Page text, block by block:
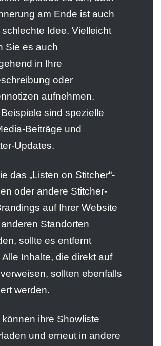
am Ende ist auch
Idee. Vielleicht
Sie es auch
in Ihre
oder
aufnehmen.
sind spezielle
Beiträge und
Updates.
das „Listen on Stitcher“-
oder andere Stitcher-
auf Ihrer Website
Standorten
sollte es entfernt
Inhalte, die direkt auf
sollten ebenfalls
werden.
ihre Showliste
und erneut in andere